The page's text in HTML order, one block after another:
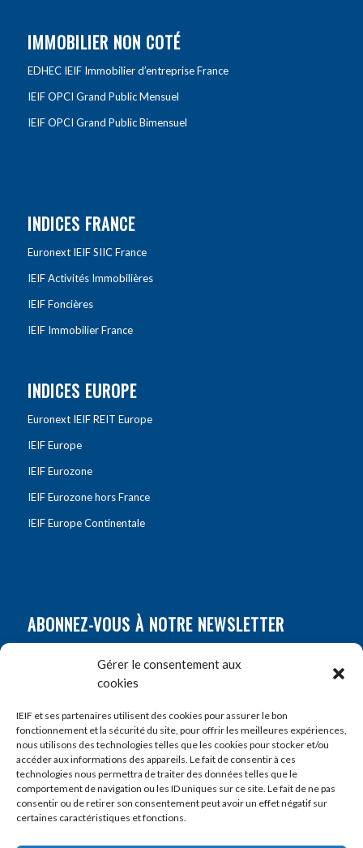
Gérer le consentement aux
cookies
IEIF et ses partenaires utilisent des cookies pour assurer le bon
fonctionnement et la sécurité du site, pour offrir les meilleures expériences,
nous utilisons des technologies telles que les cookies pour stocker et/ou
accéder aux informations des appareils. Le fait de consentir à ces
technologies nous permettra de traiter des données telles que le
comportement de navigation ou les ID uniques sur ce site. Le fait de ne pas
consentir ou de retirer son consentement peut avoir un effet négatif sur
certaines caractéristiques et fonctions.
IMMOBILIER NON COTÉ
EDHEC IEIF Immobilier d’entreprise France
IEIF OPCI Grand Public Mensuel
IEIF OPCI Grand Public Bimensuel
INDICES FRANCE
Euronext IEIF SIIC France
IEIF Activités Immobilières
IEIF Foncières
IEIF Immobilier France
INDICES EUROPE
Euronext IEIF REIT Europe
IEIF Europe
IEIF Eurozone
IEIF Eurozone hors France
IEIF Europe Continentale
ABONNEZ-VOUS À NOTRE NEWSLETTER
Prénom*
E-mail*